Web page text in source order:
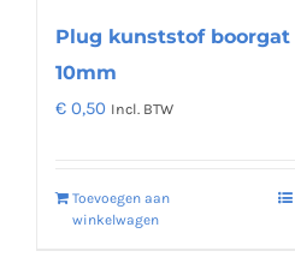
Plug kunststof boorgat
10mm
€ 0,50 Incl. BTW
Toevoegen aan
winkelwagen